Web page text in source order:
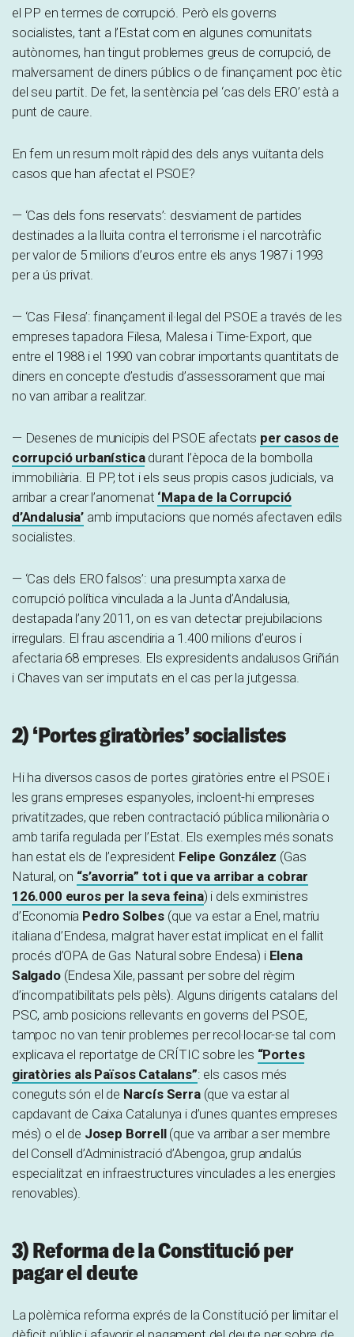
el PP en termes de corrupció. Però els governs
socialistes, tant a l’Estat com en algunes comunitats
autònomes, han tingut problemes greus de corrupció, de
malversament de diners públics o de finançament poc ètic
del seu partit. De fet, la sentència pel ‘cas dels ERO’ està a
punt de caure.
En fem un resum molt ràpid des dels anys vuitanta dels
casos que han afectat el PSOE?
— ‘Cas dels fons reservats’: desviament de partides
destinades a la lluita contra el terrorisme i el narcotràfic
per valor de 5 milions d’euros entre els anys 1987 i 1993
per a ús privat.
— ‘Cas Filesa’: finançament il·legal del PSOE a través de les
empreses tapadora Filesa, Malesa i Time-Export, que
entre el 1988 i el 1990 van cobrar importants quantitats de
diners en concepte d’estudis d’assessorament que mai
no van arribar a realitzar.
— Desenes de municipis del PSOE afectats per casos de
corrupció urbanísticadurant l’època de la bombolla
immobiliària. El PP, tot i els seus propis casos judicials, va
arribar a crear l’anomenat ‘Mapa de la Corrupció
d’Andalusia’amb imputacions que només afectaven edils
socialistes.
— ‘Cas dels ERO falsos’: una presumpta xarxa de
corrupció política vinculada a la Junta d’Andalusia,
destapada l’any 2011, on es van detectar prejubilacions
irregulars. El frau ascendiria a 1.400 milions d’euros i
afectaria 68 empreses. Els expresidents andalusos Griñán
i Chaves van ser imputats en el cas per la jutgessa.
2) ‘Portes giratòries’ socialistes
Hi ha diversos casos de portes giratòries entre el PSOE i
les grans empreses espanyoles, incloent-hi empreses
privatitzades, que reben contractació pública milionària o
amb tarifa regulada per l’Estat. Els exemples més sonats
han estat els de l’expresident Felipe González (Gas
Natural, on “s’avorria” tot i que va arribar a cobrar
126.000 euros per la seva feina) i dels exministres
d’Economia Pedro Solbes (que va estar a Enel, matriu
italiana d’Endesa, malgrat haver estat implicat en el fallit
procés d’OPA de Gas Natural sobre Endesa) i Elena
Salgado(Endesa Xile, passant per sobre del règim
d’incompatibilitats pels pèls). Alguns dirigents catalans del
PSC, amb posicions rellevants en governs del PSOE,
tampoc no van tenir problemes per recol·locar-se tal com
explicava el reportatge de CRÍTIC sobre les “Portes
giratòries als Països Catalans”: els casos més
coneguts són el de Narcís Serra (que va estar al
capdavant de Caixa Catalunya i d’unes quantes empreses
més) o el de Josep Borrell(que va arribar a ser membre
del Consell d’Administració d’Abengoa, grup andalús
especialitzat en infraestructures vinculades a les energies
renovables).
3) Reforma de la Constitució per
pagar el deute
La polèmica reforma exprés de la Constitució per limitar el